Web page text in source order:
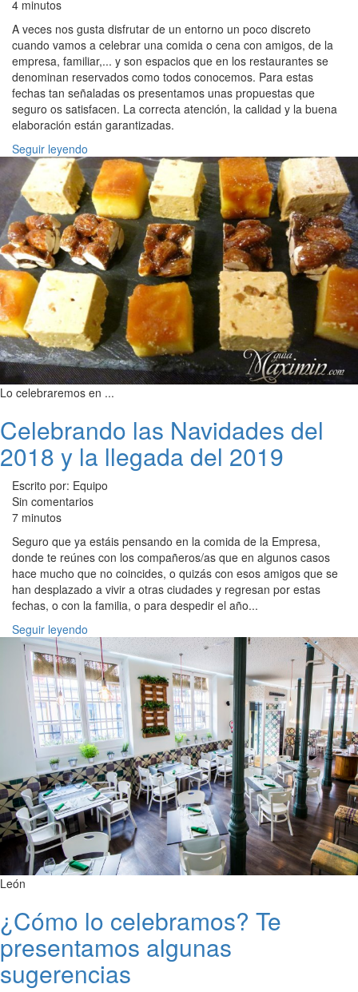
4 minutos
A veces nos gusta disfrutar de un entorno un poco discreto
cuando vamos a celebrar una comida o cena con amigos, de la
empresa, familiar,... y son espacios que en los restaurantes se
denominan reservados como todos conocemos. Para estas
fechas tan señaladas os presentamos unas propuestas que
seguro os satisfacen. La correcta atención, la calidad y la buena
elaboración están garantizadas.
Seguir leyendo
Lo celebraremos en ...
Celebrando las Navidades del
2018 y la llegada del 2019
Escrito por: Equipo
Sin comentarios
7 minutos
Seguro que ya estáis pensando en la comida de la Empresa,
donde te reúnes con los compañeros/as que en algunos casos
hace mucho que no coincides, o quizás con esos amigos que se
han desplazado a vivir a otras ciudades y regresan por estas
fechas, o con la familia, o para despedir el año...
Seguir leyendo
León
¿Cómo lo celebramos? Te
presentamos algunas
sugerencias